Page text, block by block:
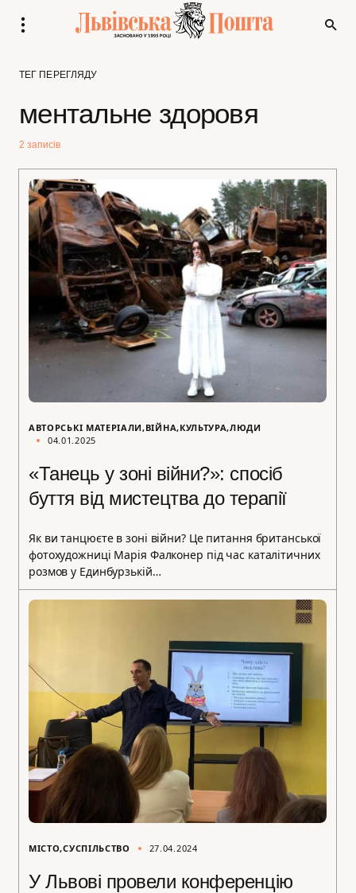
ТЕГ ПЕРЕГЛЯДУ
ментальне здоровя
2 записів
АВТОРСЬКІ МАТЕРІАЛИ ВІЙНА КУЛЬТУРА ЛЮДИ
04.01.2025
«Танець у зоні війни?»: спосіб
буття від мистецтва до терапії
Як ви танцюєте в зоні війни? Це питання британської
фотохудожниці Марія Фалконер під час каталітичних
розмов у Единбурзькій…
МІСТО СУСПІЛЬСТВО 27.04.2024
У Львові провели конференцію